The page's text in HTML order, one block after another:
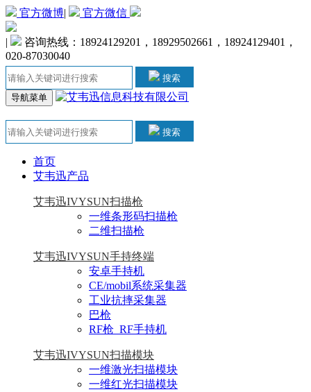
官方微博| 官方微信
|
咨询热线：18924129201，18929502661，18924129401，
020-87030040
搜索
导航菜单
搜索
首页
艾韦迅产品
艾韦迅IVYSUN扫描枪
一维条形码扫描枪
二维扫描枪
艾韦迅IVYSUN手持终端
安卓手持机
CE/mobil系统采集器
工业抗摔采集器
巴枪
RF枪_RF手持机
艾韦迅IVYSUN扫描模块
一维激光扫描模块
一维红光扫描模块